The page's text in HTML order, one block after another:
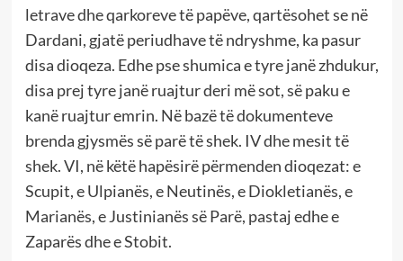
letrave dhe qarkoreve të papëve, qartësohet se në
Dardani, gjatë periud­have të ndryshme, ka pasur
disa dioqeza. Edhe pse shumica e tyre janë zhdukur,
disa prej tyre janë ruajtur deri më sot, së paku e
kanë ruajtur emrin. Në bazë të dokumenteve
brenda gjysmës së parë të shek. IV dhe mesit të
shek. VI, në këtë hapësirë përmenden dioqezat: e
Scupit, e Ulpianës, e Neutinës, e Diokletianës, e
Marianës, e Justinianës së Parë, pastaj edhe e
Zaparës dhe e Stobit.